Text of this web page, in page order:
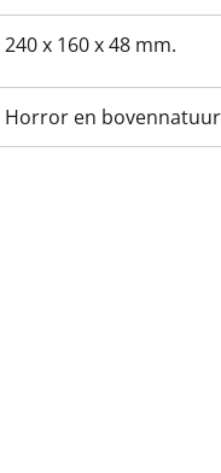
240 x 160 x 48 mm.
Horror en